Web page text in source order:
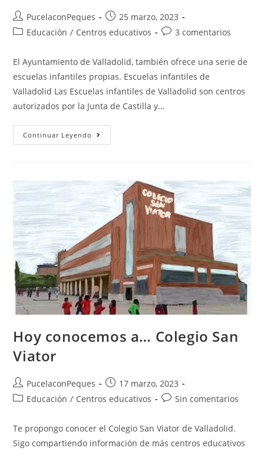
PucelaconPeques
25 marzo, 2023
Educación / Centros educativos 3 comentarios
El Ayuntamiento de Valladolid, también ofrece una serie de
escuelas infantiles propias. Escuelas infantiles de
Valladolid Las Escuelas infantiles de Valladolid son centros
autorizados por la Junta de Castilla y…
Continuar Leyendo
Hoy conocemos a… Colegio San
Viator
PucelaconPeques
17 marzo, 2023
Educación / Centros educativos Sin comentarios
Te propongo conocer el Colegio San Viator de Valladolid.
Sigo compartiendo información de más centros educativos